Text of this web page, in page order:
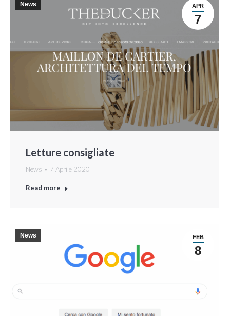
APR
7
News
Letture consigliate
News 7 Aprile 2020
Read more
FEB
8
News